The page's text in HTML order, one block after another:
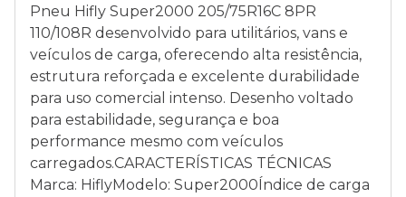
Pneu Hifly Super2000 205/75R16C 8PR
110/108R desenvolvido para utilitários, vans e
veículos de carga, oferecendo alta resistência,
estrutura reforçada e excelente durabilidade
para uso comercial intenso. Desenho voltado
para estabilidade, segurança e boa
performance mesmo com veículos
carregados.CARACTERÍSTICAS TÉCNICAS
Marca: HiflyModelo: Super2000Índice de carga